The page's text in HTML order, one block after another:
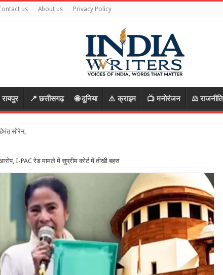
us About us Privacy Policy
रायपुर 📍 छत्तीसगढ़ 🌐 दुनिया ⚠️ क्राइम 📺 मनोरंजन ⚖️ राजनीति
सोरेन, कहा- सरकार गंभीर, ज
I-PAC रेड मामले में सुप्रीम कोर्ट में तीखी बहस